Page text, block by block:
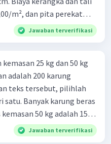
16.000,00
jambu adalah :
jambu adalah Rp
m², dan pita perekat
per buah. Tentukan
Jawaban terverifikasi
25 kg dan 50 kg
adalah 200 karung
teks tersebut, pilihlah
satu. Banyak karung beras
50 kg adalah 150
2 ton. Perbandingan berat
9. Berdasarkan teks
Jawaban terverifikasi